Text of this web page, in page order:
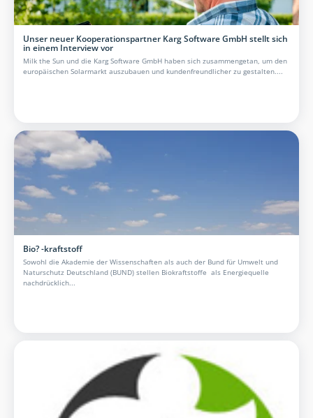
Unser neuer Kooperationspartner Karg Software GmbH stellt sich
in einem Interview vor
Milk the Sun und die Karg Software GmbH haben sich zusammengetan, um den
europäischen Solarmarkt auszubauen und kundenfreundlicher zu gestalten....
Bio? -kraftstoff
Sowohl die Akademie der Wissenschaften als auch der Bund für Umwelt und
Naturschutz Deutschland (BUND) stellen Biokraftstoffe als Energiequelle
nachdrücklich...